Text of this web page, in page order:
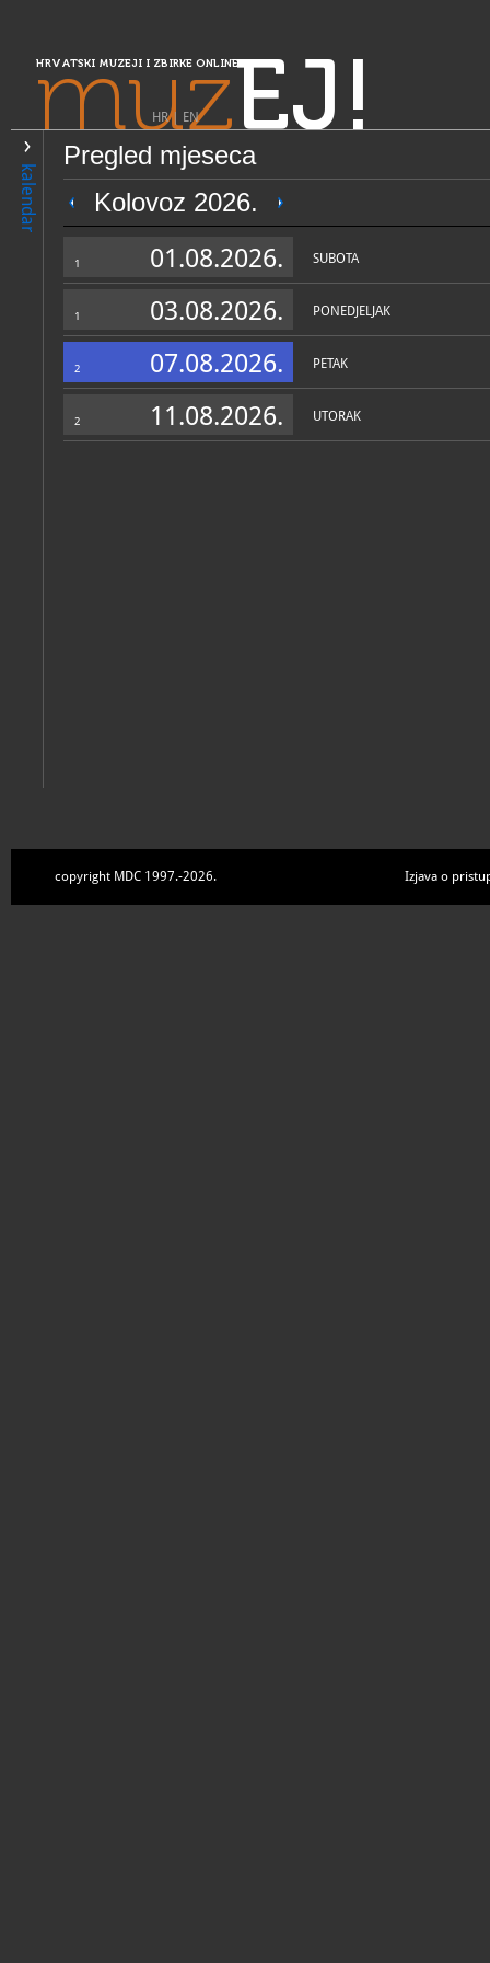
HRVATSKI MUZEJI I ZBIRKE ONLINE
muzEJ!
HR| EN
kalendar
Pregled mjeseca
Kolovoz 2026.
1 01.08.2026. SUBOTA
1 03.08.2026. PONEDJELJAK
2 07.08.2026. PETAK
2 11.08.2026. UTORAK
PRETRAŽIVANJE
Središnja Hrvatska
Muzej Ivanić-Grada
OPĆI PODACI
copyright MDC 1997.-2026. Izjava o